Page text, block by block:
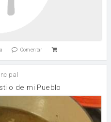
Comentar
de mi Pueblo